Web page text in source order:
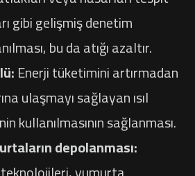
gibi gelişmiş denetim
bu da atığı azaltır.
Enerji tüketimini artırmadan
ulaşmayı sağlayan ısıl
kullanılmasının sağlanması.
depolanması: